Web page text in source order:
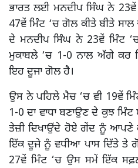
ਭਾਰਤ ਲਈ ਮਨਦੀਪ ਸਿੰਘ ਨੇ
47ਵੇਂ ਮਿੰਟ ‘ਚ ਗੋਲ ਕੀਤੇ ਬੀਤੇ
ਦੇ ਮਨਦੀਪ ਸਿੰਘ ਨੇ 23ਵੇਂ ਮਿੰਟ
ਮੁਕਾਬਲੇ ‘ਚ 1-0 ਨਾਲ ਅੱਗੇ ਕਰ
ਇਹ ਦੂਜਾ ਗੋਲ ਹੈ।
ਉਸ ਨੇ ਪਹਿਲੇ ਮੈਚ ‘ਚ ਵੀ 19ਵੇਂ
1-0 ਦਾ ਵਾਧਾ ਬਣਾਉਣ ਦੇ ਕੁਝ
ਤੇਜ਼ੀ ਦਿਖਾਉਂਦੇ ਹੋਏ ਗੇਂਦ ਨੂੰ ਆਪਣੇ
ਇੱਕ ਦੂਜੇ ਨੂੰ ਵਧੀਆ ਪਾਸ ਦਿੱਤੇ ਤੇ
27ਵੇਂ ਮਿੰਟ ‘ਚ ਉਸ ਸਮੇਂ ਇੱਕ